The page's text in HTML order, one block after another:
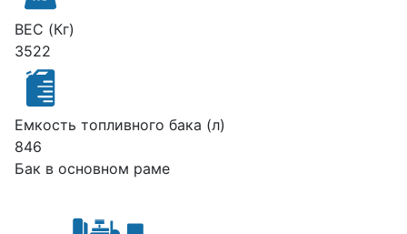
ВЕС (Кг)
3522
Емкость топливного бака (л)
846
Бак в основном раме